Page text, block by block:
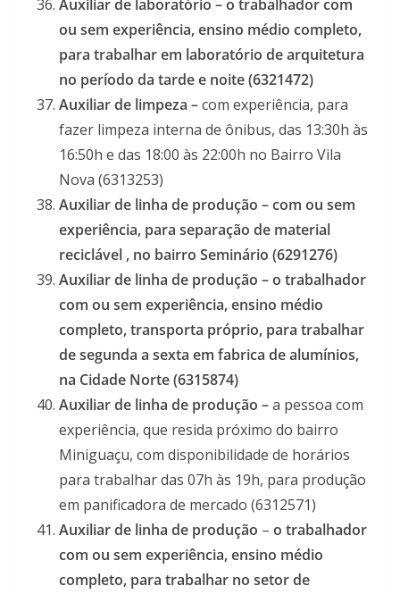
Auxiliar de laboratório –o trabalhador com
ou sem experiência, ensino médio completo,
para trabalhar em laboratório de arquitetura
no período da tarde e noite (6321472)
Auxiliar de limpeza –com experiência, para
fazer limpeza interna de ônibus, das 13:30h às
16:50h e das 18:00 às 22:00h no Bairro Vila
Nova (6313253)
Auxiliar de linha de produção – com ou sem
experiência, para separação de material
reciclável , no bairro Seminário (6291276)
Auxiliar de linha de produção – o trabalhador
com ou sem experiência, ensino médio
completo, transporta próprio, para trabalhar
de segunda a sexta em fabrica de alumínios,
na Cidade Norte (6315874)
Auxiliar de linha de produção –a pessoa com
experiência, que resida próximo do bairro
Miniguaçu, com disponibilidade de horários
para trabalhar das 07h às 19h, para produção
em panificadora de mercado (6312571)
Auxiliar de linha de produção – o trabalhador
com ou sem experiência, ensino médio
completo, para trabalhar no setor de